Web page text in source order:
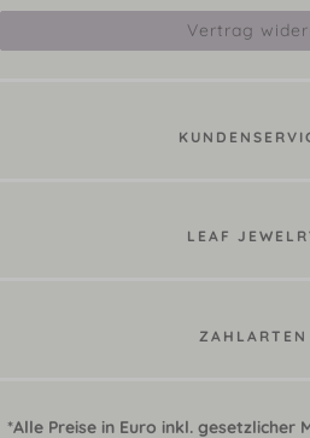
Vertrag
LEAF
ZAHLARTEN
*Alle Preise in Euro inkl. gesetzlicher